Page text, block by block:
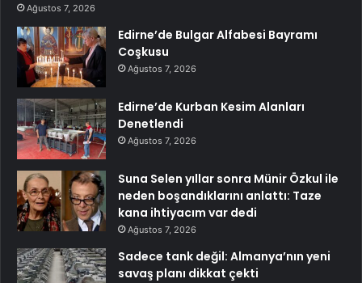
Ağustos 7, 2026
Edirne’de Bulgar Alfabesi Bayramı
Coşkusu
Ağustos 7, 2026
Edirne’de Kurban Kesim Alanları
Denetlendi
Ağustos 7, 2026
Suna Selen yıllar sonra Münir Özkul ile
neden boşandıklarını anlattı: Taze
kana ihtiyacım var dedi
Ağustos 7, 2026
Sadece tank değil: Almanya’nın yeni
savaş planı dikkat çekti